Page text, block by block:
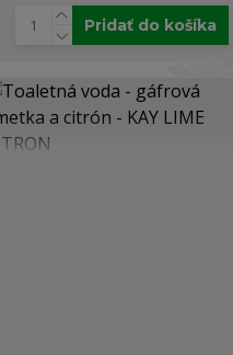
Pridať do košíka